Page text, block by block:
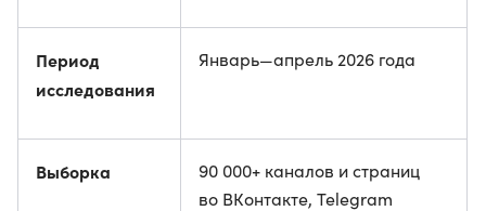
Период
исследования
Январь—апрель 2026 года
Выборка
90 000+ каналов и страниц
во ВКонтакте, Telegram